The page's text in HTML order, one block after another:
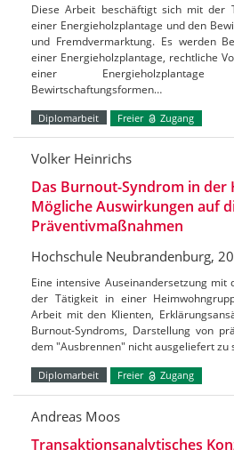
Diese Arbeit beschäftigt sich mit der
einer Energieholzplantage und den
und Fremdvermarktung. Es werden
einer Energieholzplantage, rechtliche
einer
Bewirtschaftungsformen…
Diplomarbeit Freier Zugang
Volker Heinrichs
Das Burnout-Syndrom in der
Mögliche Auswirkungen auf
Präventivmaßnahmen
Hochschule Neubrandenburg,
Eine intensive Auseinandersetzung mit
der Tätigkeit in einer
Arbeit mit den Klienten,
Burnout-Syndroms, Darstellung von
dem "Ausbrennen" nicht ausgeliefert zu
Diplomarbeit Freier Zugang
Andreas Moos
Transaktionsanalytisches